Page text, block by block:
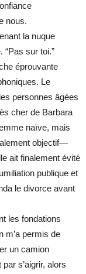
nous.
la nuque
“Pas sur toi.”
éprouvante
Le
personnes âgées
cher de Barbara
naïve, mais
objectif—
ait finalement évité
publique et
le divorce avant
les fondations
m’a permis de
un camion
s’aigrir, alors